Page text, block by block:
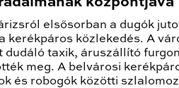
elsősorban a dugók
kerékpáros közlekedés. A
dudáló taxik, áruszállító
meg. A belvárosi
és robogók közötti